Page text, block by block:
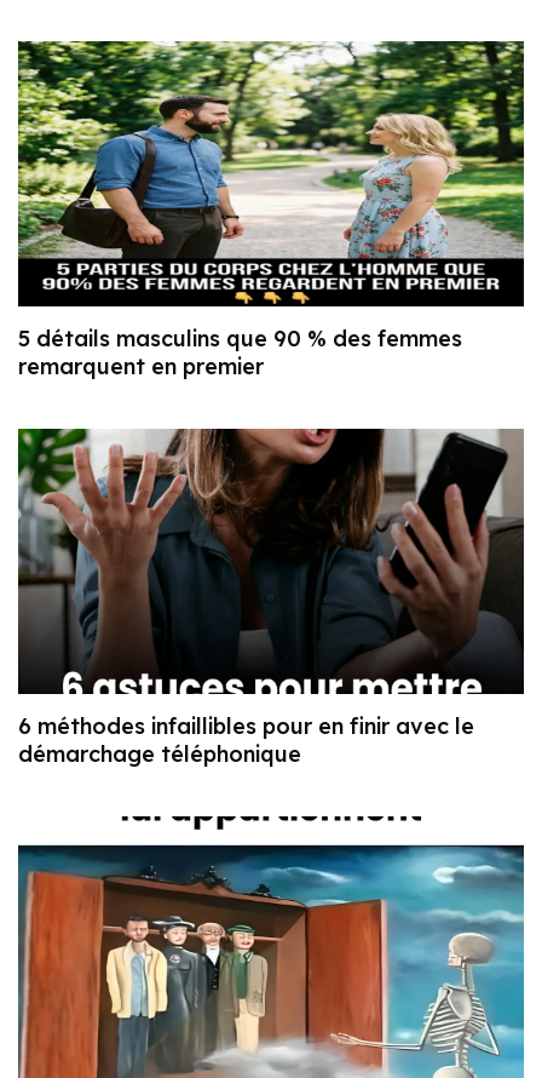
5 détails masculins que 90 % des femmes
remarquent en premier
6 méthodes infaillibles pour en finir avec le
démarchage téléphonique